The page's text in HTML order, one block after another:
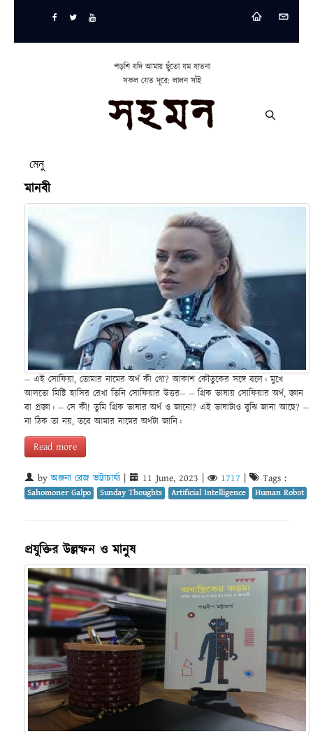
পড়শি যদি আমায় ছুঁতো যম যাতনা
সকল যেত দূরে: লালন সাঁই
মেনু
মানবী
-- এই সোফিয়া, তোমার নামের অর্থ কী গো? আকাশ কৌতুকের সঙ্গে বলে। মুখে
আলতো মিষ্টি হাসির রেখা তিনি সোফিয়ার উত্তর-- -- গ্রিক ভাষায় সোফিয়ার অর্থ, জ্ঞান
বা প্রজ্ঞা। -- সে কী! তুমি গ্রিক ভাষার অর্থ ও জানো? এই ভাষাটাও বুঝি জানা আছে? --
না ঠিক তা নয়, তবে আমার নামের অর্থটা জানি।
Read more
byঅঞ্জনা রেজ ভট্টাচার্য্য| 11 June, 2023 1717 Tags :
Sahomoner Galpo Sunday Thoughts Artificial Intelligence Human Robot
প্রযুক্তির উল্লম্ফন ও মানুষ